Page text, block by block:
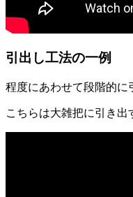
引出し工法の一例
程度にあわせて段階的に
こちらは大雑把に引き出